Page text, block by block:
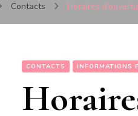
Contacts Horaires
CONTACTS INFORMATIONS